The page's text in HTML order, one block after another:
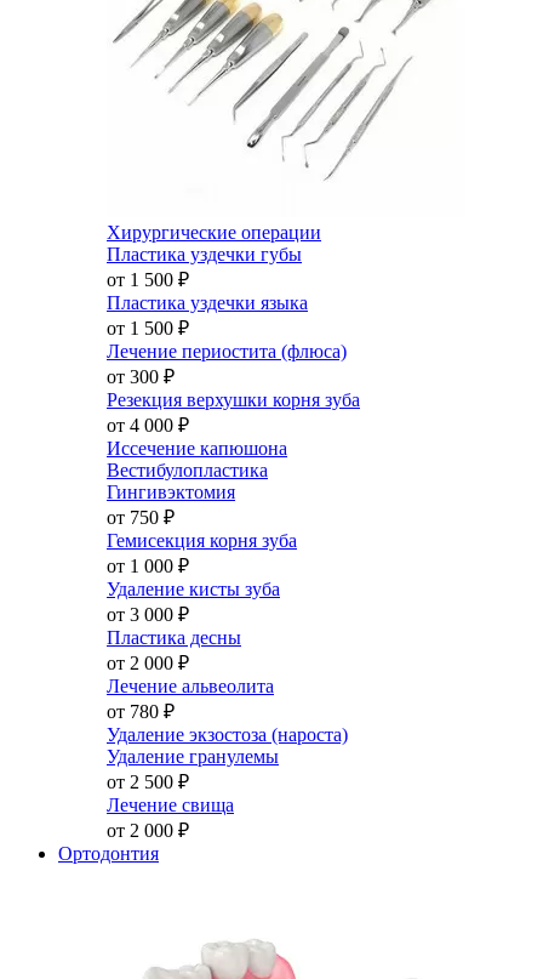
Хирургические операции
Пластика уздечки губы
от 1 500 ₽
Пластика уздечки языка
от 1 500 ₽
Лечение периостита (флюса)
от 300 ₽
Резекция верхушки корня зуба
от 4 000 ₽
Иссечение капюшона
Вестибулопластика
Гингивэктомия
от 750 ₽
Гемисекция корня зуба
от 1 000 ₽
Удаление кисты зуба
от 3 000 ₽
Пластика десны
от 2 000 ₽
Лечение альвеолита
от 780 ₽
Удаление экзостоза (нароста)
Удаление гранулемы
от 2 500 ₽
Лечение свища
от 2 000 ₽
Ортодонтия